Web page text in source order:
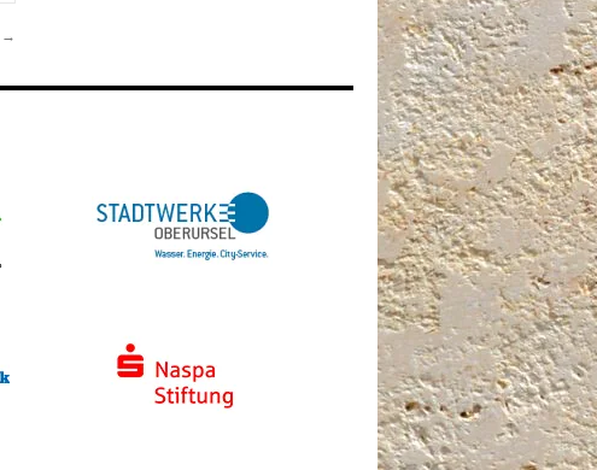
→